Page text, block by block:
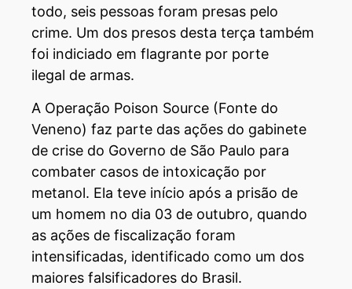
todo, seis pessoas foram presas pelo
crime. Um dos presos desta terça também
foi indiciado em flagrante por porte
ilegal de armas.
A Operação Poison Source (Fonte do
Veneno) faz parte das ações do gabinete
de crise do Governo de São Paulo para
combater casos de intoxicação por
metanol. Ela teve início após a prisão de
um homem no dia 03 de outubro, quando
as ações de fiscalização foram
intensificadas, identificado como um dos
maiores falsificadores do Brasil.